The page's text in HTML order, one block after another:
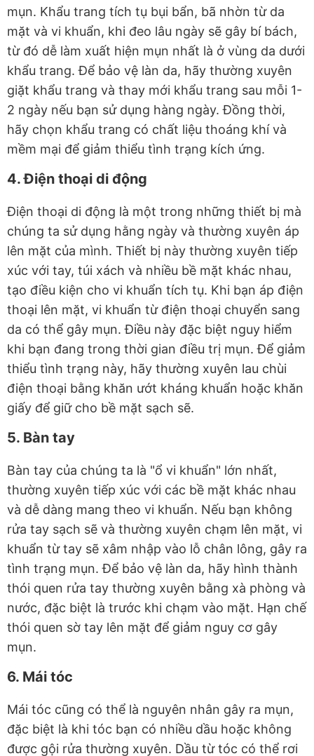
mụn. Khẩu trang tích tụ bụi bẩn, bã nhờn từ da
mặt và vi khuẩn, khi đeo lâu ngày sẽ gây bí bách,
từ đó dễ làm xuất hiện mụn nhất là ở vùng da dưới
khẩu trang. Để bảo vệ làn da, hãy thường xuyên
giặt khẩu trang và thay mới khẩu trang sau mỗi 1-
2 ngày nếu bạn sử dụng hàng ngày. Đồng thời,
hãy chọn khẩu trang có chất liệu thoáng khí và
mềm mại để giảm thiểu tình trạng kích ứng.
4. Điện thoại di động
Điện thoại di động là một trong những thiết bị mà
chúng ta sử dụng hằng ngày và thường xuyên áp
lên mặt của mình. Thiết bị này thường xuyên tiếp
xúc với tay, túi xách và nhiều bề mặt khác nhau,
tạo điều kiện cho vi khuẩn tích tụ. Khi bạn áp điện
thoại lên mặt, vi khuẩn từ điện thoại chuyển sang
da có thể gây mụn. Điều này đặc biệt nguy hiểm
khi bạn đang trong thời gian điều trị mụn. Để giảm
thiểu tình trạng này, hãy thường xuyên lau chùi
điện thoại bằng khăn ướt kháng khuẩn hoặc khăn
giấy để giữ cho bề mặt sạch sẽ.
5. Bàn tay
Bàn tay của chúng ta là "ổ vi khuẩn" lớn nhất,
thường xuyên tiếp xúc với các bề mặt khác nhau
và dễ dàng mang theo vi khuẩn. Nếu bạn không
rửa tay sạch sẽ và thường xuyên chạm lên mặt, vi
khuẩn từ tay sẽ xâm nhập vào lỗ chân lông, gây ra
tình trạng mụn. Để bảo vệ làn da, hãy hình thành
thói quen rửa tay thường xuyên bằng xà phòng và
nước, đặc biệt là trước khi chạm vào mặt. Hạn chế
thói quen sờ tay lên mặt để giảm nguy cơ gây
mụn.
6. Mái tóc
Mái tóc cũng có thể là nguyên nhân gây ra mụn,
đặc biệt là khi tóc bạn có nhiều dầu hoặc không
được gội rửa thường xuyên. Dầu từ tóc có thể rơi